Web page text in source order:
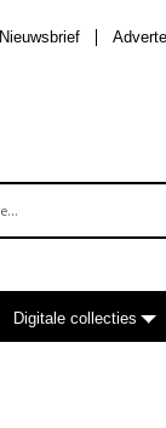
Nieuwsbrief
Digitale collecties